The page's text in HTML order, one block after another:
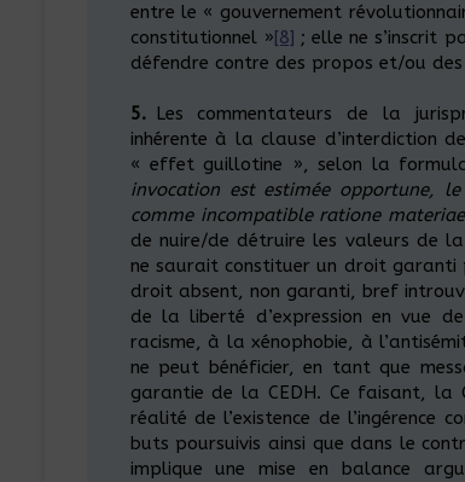
entre le « gouvernement
constitutionnel »[8] ; elle ne s’inscrit
défendre contre des propos et/ou
5.Les commentateurs de la
inhérente à la clause d’interdiction
« effet guillotine », selon la
invocation est estimée opportune,
comme incompatible ratione
de nuire/de détruire les valeurs de
ne saurait constituer un droit garanti
droit absent, non garanti, bref
de la liberté d’expression en vue
racisme, à la xénophobie, à
ne peut bénéficier, en tant que
garantie de la CEDH. Ce faisant, la
réalité de l’existence de l’ingérence
buts poursuivis ainsi que dans le
implique une mise en balance